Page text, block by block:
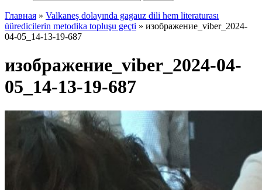
Главная » Valkaneş dolayında gagauz dili hem literaturası
üüredicilerin metodika topluşu geçti » изображение_viber_2024-
04-05_14-13-19-687
изображение_viber_2024-04-
05_14-13-19-687